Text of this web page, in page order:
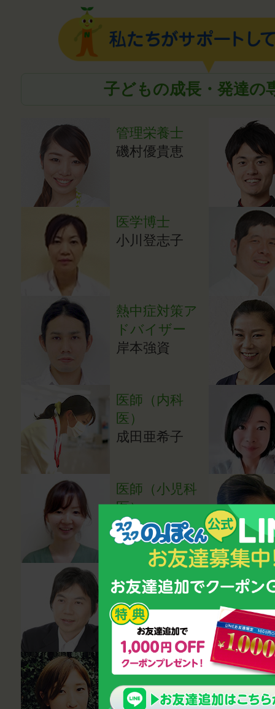
子どもの成長・発達の
管理栄養士
磯村優貴恵
医学博士
小川登志子
熱中症対策ア
ドバイザー
岸本強資
医師（内科
医）
成田亜希子
医師（小児科
医）
湯田貴江
心理カウンセ
ラー・講師
鈴木雅幸
薬剤師
笹尾真波